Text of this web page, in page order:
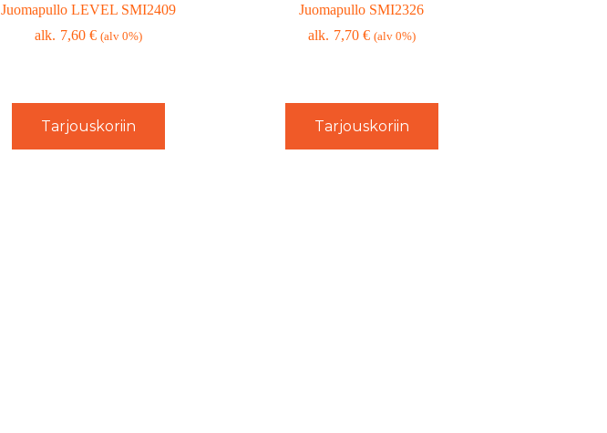
Juomapullo LEVEL SMI2409
7,60 € (alv 0%)
Tarjouskoriin
Juomapullo SMI2326
7,70 € (alv 0%)
Tarjouskoriin